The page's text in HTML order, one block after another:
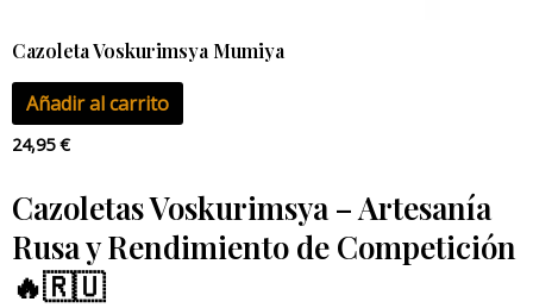
Cazoleta Voskurimsya Mumiya
Añadir al carrito
24,95€
Cazoletas Voskurimsya – Artesanía
Rusa y Rendimiento de Competición
🔥🇷🇺